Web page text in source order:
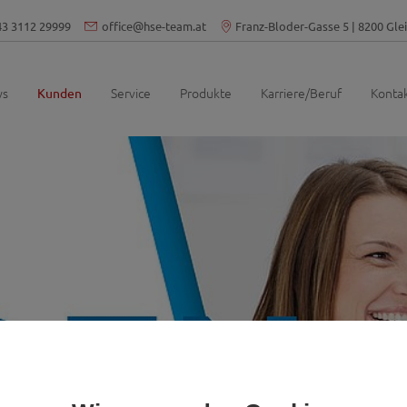
3112 29999 office@hse-team.at Franz-Bloder-Gasse 5 | 8200
Kunden(current)Service Produkte Karriere/Beruf